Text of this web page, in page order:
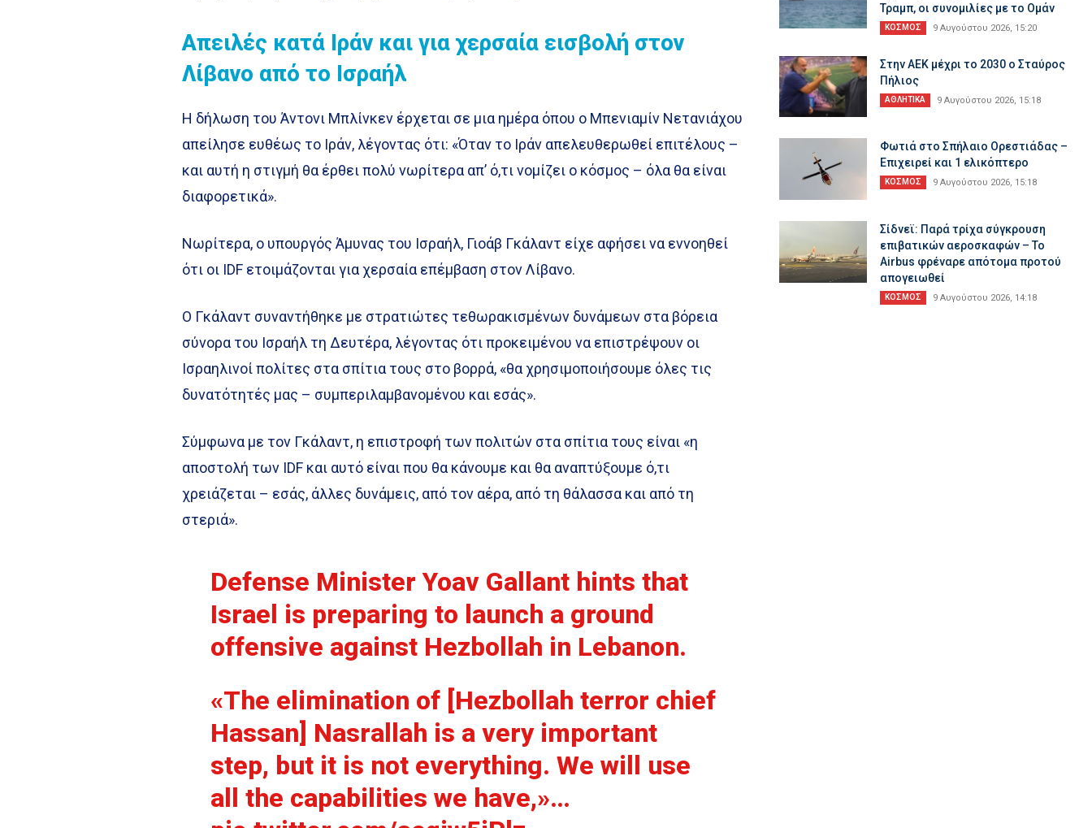
Απειλές κατά Ιράν και για χερσαία εισβολή στον
Λίβανο από το Ισραήλ
Η δήλωση του Άντονι Μπλίνκεν έρχεται σε μια ημέρα όπου ο Μπενιαμίν Νετανιάχου
απείλησε ευθέως το Ιράν, λέγοντας ότι: «Όταν το Ιράν απελευθερωθεί επιτέλους –
και αυτή η στιγμή θα έρθει πολύ νωρίτερα απ’ ό,τι νομίζει ο κόσμος – όλα θα είναι
διαφορετικά».
Νωρίτερα, ο υπουργός Άμυνας του Ισραήλ, Γιοάβ Γκάλαντ είχε αφήσει να εννοηθεί
ότι οι IDF ετοιμάζονται για χερσαία επέμβαση στον Λίβανο.
Ο Γκάλαντ συναντήθηκε με στρατιώτες τεθωρακισμένων δυνάμεων στα βόρεια
σύνορα του Ισραήλ τη Δευτέρα, λέγοντας ότι προκειμένου να επιστρέψουν οι
Ισραηλινοί πολίτες στα σπίτια τους στο βορρά, «θα χρησιμοποιήσουμε όλες τις
δυνατότητές μας – συμπεριλαμβανομένου και εσάς».
Σύμφωνα με τον Γκάλαντ, η επιστροφή των πολιτών στα σπίτια τους είναι «η
αποστολή των IDF και αυτό είναι που θα κάνουμε και θα αναπτύξουμε ό,τι
χρειάζεται – εσάς, άλλες δυνάμεις, από τον αέρα, από τη θάλασσα και από τη
στεριά».
Defense Minister Yoav Gallant hints that
Israel is preparing to launch a ground
offensive against Hezbollah in Lebanon.
«The elimination of [Hezbollah terror chief
Hassan] Nasrallah is a very important
step, but it is not everything. We will use
all the capabilities we have,»…
Τραμπ, οι συνομιλίες με το Ομάν
ΚΟΣΜΟΣ 9 Αυγούστου 2026, 15:20
Στην AEK μέχρι το 2030 ο Σταύρος
Πήλιος
ΑΘΛΗΤΙΚΑ 9 Αυγούστου 2026, 15:18
Φωτιά στο Σπήλαιο Ορεστιάδας –
Επιχειρεί και 1 ελικόπτερο
ΚΟΣΜΟΣ 9 Αυγούστου 2026, 15:18
Σίδνεϊ: Παρά τρίχα σύγκρουση
επιβατικών αεροσκαφών – Το
Airbus φρέναρε απότομα προτού
απογειωθεί
ΚΟΣΜΟΣ 9 Αυγούστου 2026, 14:18